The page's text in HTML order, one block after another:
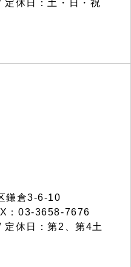
休日：土・日・祝
鎌倉3-6-10
：03-3658-7676
休日：第2、第4土